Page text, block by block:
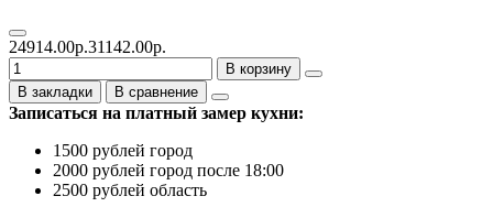
24914.00р.31142.00р.
В корзину
В закладки
В сравнение
Записаться на платный замер кухни:
1500 рублей город
2000 рублей город после 18:00
2500 рублей область